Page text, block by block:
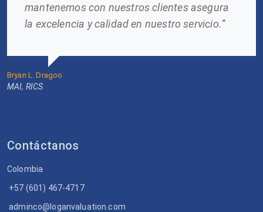
mantenemos con nuestros clientes asegura
la excelencia y calidad en nuestro servicio.”
Bryan L. Dragoo
MAI, RICS
Contáctanos
Colombia
+57 (601) 467-4717
adminco@loganvaluation.com